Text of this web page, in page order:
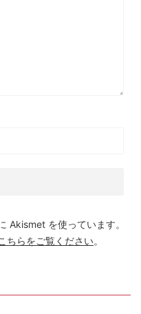
Akismet を使っています。
ちらをご覧ください。